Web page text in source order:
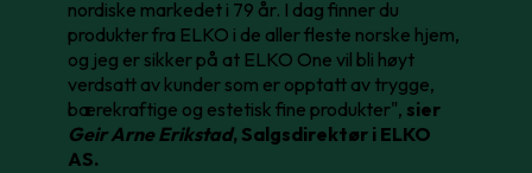
nordiske markedet i 79 år. I dag finner du
produkter fra ELKO i de aller fleste norske hjem,
og jeg er sikker på at ELKO One vil bli høyt
verdsatt av kunder som er opptatt av trygge,
bærekraftige og estetisk fine produkter", sier
Geir Arne Erikstad, Salgsdirektør i ELKO
AS.